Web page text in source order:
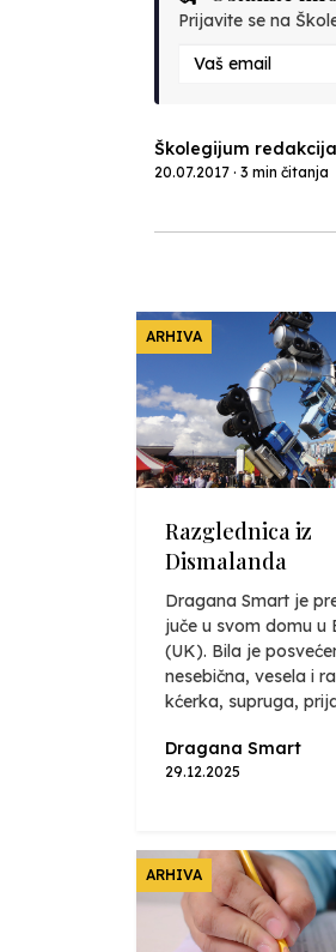
Prijavite se na
Školegijum redakcija
20.07.2017 · 3 min čitanja
ARHIVA
Razglednica iz
Dismalanda
Dragana Smart je
juče u svom domu u
(UK). Bila je
nesebična, vesela i
kćerka, supruga,
Dragana Smart
29.12.2025
ARHIVA